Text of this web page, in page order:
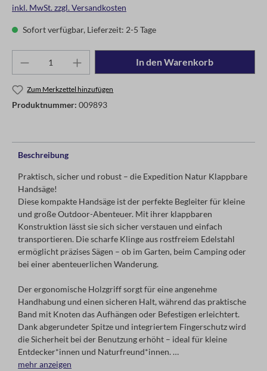
inkl. MwSt. zzgl. Versandkosten
Sofort verfügbar, Lieferzeit: 2-5 Tage
In den Warenkorb
Zum Merkzettel hinzufügen
Produktnummer: 009893
Beschreibung
Praktisch, sicher und robust – die Expedition Natur Klappbare
Handsäge!
Diese kompakte Handsäge ist der perfekte Begleiter für kleine
und große Outdoor-Abenteuer. Mit ihrer klappbaren
Konstruktion lässt sie sich sicher verstauen und einfach
transportieren. Die scharfe Klinge aus rostfreiem Edelstahl
ermöglicht präzises Sägen – ob im Garten, beim Camping oder
bei einer abenteuerlichen Wanderung.
Der ergonomische Holzgriff sorgt für eine angenehme
Handhabung und einen sicheren Halt, während das praktische
Band mit Knoten das Aufhängen oder Befestigen erleichtert.
Dank abgerundeter Spitze und integriertem Fingerschutz wird
die Sicherheit bei der Benutzung erhöht – ideal für kleine
Entdecker*innen und Naturfreund*innen.
mehr anzeigen